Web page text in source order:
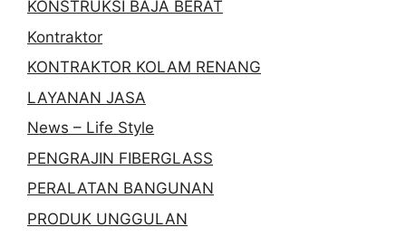
KONSTRUKSI BAJA BERAT
Kontraktor
KONTRAKTOR KOLAM RENANG
LAYANAN JASA
News – Life Style
PENGRAJIN FIBERGLASS
PERALATAN BANGUNAN
PRODUK UNGGULAN